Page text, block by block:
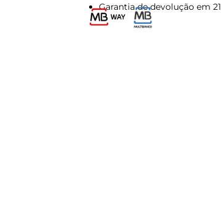
Garantia de devolução em